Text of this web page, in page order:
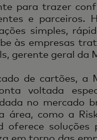
para trazer
e parceiros.
simples,
às empresas
gerente geral da
de cartões, a
voltada
no mercado
área, como a
soluções